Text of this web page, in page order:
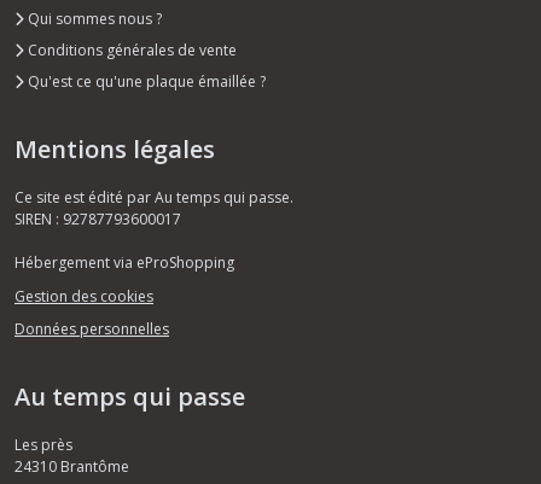
Qui sommes nous ?
Conditions générales de vente
Qu'est ce qu'une plaque émaillée ?
Mentions légales
Ce site est édité par Au temps qui passe.
SIREN : 92787793600017
Hébergement via eProShopping
Gestion des cookies
Données personnelles
Au temps qui passe
Les près
24310 Brantôme